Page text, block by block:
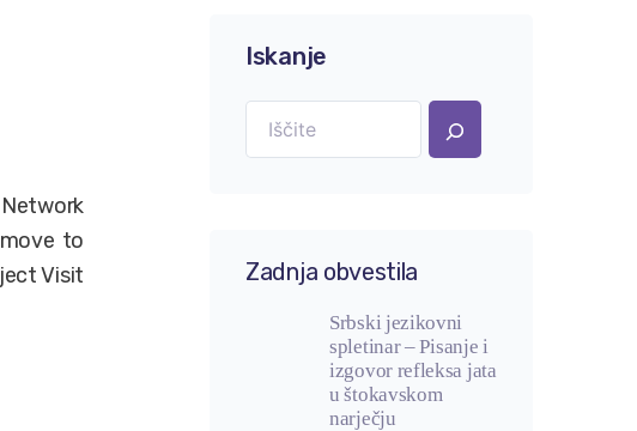
to
Visit
Iskanje
Zadnja obvestila
Srbski jezikovni
spletinar – Pisanje i
izgovor refleksa jata
u štokavskom
narječju